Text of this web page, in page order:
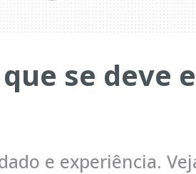
se deve
e experiência.